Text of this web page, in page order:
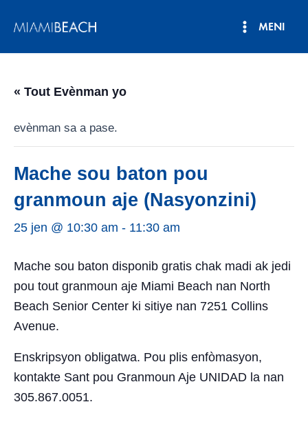
nan
MENI
« Tout Evènman yo
evènman sa a pase.
Mache sou baton pou
granmoun aje (Nasyonzini)
25 jen @ 10:30 am - 11:30 am
Mache sou baton disponib gratis chak madi ak jedi
pou tout granmoun aje Miami Beach nan North
Beach Senior Center ki sitiye nan 7251 Collins
Avenue.
Enskripsyon obligatwa. Pou plis enfòmasyon,
kontakte Sant pou Granmoun Aje UNIDAD la nan
305.867.0051.